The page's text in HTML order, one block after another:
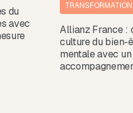
du
avec
TRANSFORMATION
Allianz France :
culture du bien-
mentale avec un